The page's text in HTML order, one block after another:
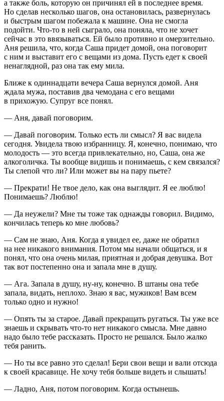
а также боль, которую он причинял ей в последнее время.
Но сделав несколько шагов, она остановилась, развернулась
и быстрым шагом побежала к машине. Она не смогла
подойти. Что-то в ней сыграло, она поняла, что не хочет
сейчас в это ввязываться. Ей было противно и омерзительно.
Аня решила, что, когда Саша придет домой, она поговорит
с ним и выставит его с вещами из дома. Пусть едет к своей
ненаглядной, раз она так ему мила.
Ближе к одиннадцати вечера Саша вернулся домой. Аня
ждала мужа, поставив два чемодана с его вещами
в прихожую. Супруг все понял.
— Аня, давай поговорим.
— Давай поговорим. Только есть ли смысл? Я вас видела
сегодня. Увидела твою избранницу. Я, конечно, понимаю, что
молодость — это всегда привлекательно, но, Саша, она же
алкоголичка. Ты вообще видишь и понимаешь, с кем связался?
Ты слепой что ли? Или может вы на пару пьете?
— Прекрати! Не твое дело, как она выглядит. Я ее люблю!
Понимаешь? Люблю!
— Да неужели? Мне ты тоже так однажды говорил. Видимо,
кончилась теперь ко мне любовь?
— Сам не знаю, Аня. Когда я увидел ее, даже не обратил
на нее никакого внимания. Потом мы начали общаться, и я
понял, что она очень милая, приятная и добрая девушка. Вот
так вот постепенно она и запала мне в душу.
— Ага. Запала в душу, ну-ну, конечно. В штаны она тебе
запала, видать, неплохо. Знаю я вас, мужиков! Вам всем
только одно и нужно!
— Опять ты за старое. Давай прекращать ругаться. Ты уже все
знаешь и скрывать что-то нет никакого смысла. Мне давно
надо было тебе рассказать. Просто не решался. Было жалко
тебя ранить.
— Но ты все равно это сделал! Бери свои вещи и вали отсюда
к своей красавице. Не хочу тебя больше видеть и слышать!
— Ладно, Аня, потом поговорим. Когда остынешь.